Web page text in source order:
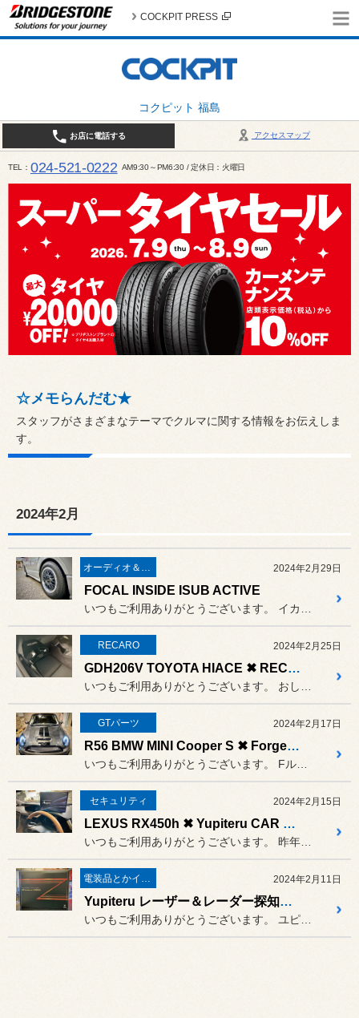
コクピット 福島
COCKPIT PRESS
アクセスマップ
お店に電話する
TEL 024-521-0222 AM9:30～PM6:30 / 定休日：火曜日
☆メモらんだむ★
スタッフがさまざまなテーマでクルマに関する情報をお伝えしま
す。
2024年2月
オーディオ＆ナビゲーション 2024年2月29日
FOCAL INSIDE ISUB ACTIVE
RECARO 2024年2月25日
GDH206V TOYOTA HIACE ✖ RECARO SR-7F GU100H x2
GTパーツ 2024年2月17日
R56 BMW MINI Cooper S ✖ Forge Motorsport
セキュリティ 2024年2月15日
LEXUS RX450h ✖ Yupiteru CAR SECURITY SYSTEM Argus D1
電装品とかインテリア 2024年2月11日
Yupiteru レーザー＆レーダー探知機 Z1200